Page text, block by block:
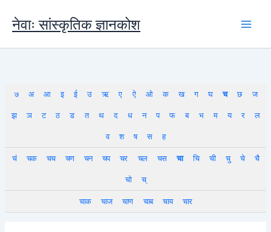
content
नेवाः सांस्कृतिक ज्ञानकोश
७ अ आ इ ई उ ऋ ए ऐ ओ क ख ग घ च छ
ज
झ
ञ ट ठ ड त थ द ध न प फ ब भ म य र
ल
व
श ष स
ह
चं
चक चच चण चन चप चर चल चस चा चि ची चु चे
चै
चो
च्
चाक
चाज चाण चाब चाय चार